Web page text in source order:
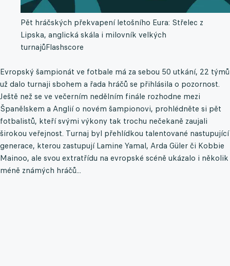
Pět hráčských překvapení letošního Eura: Střelec z
Lipska, anglická skála i milovník velkých
turnajůFlashscore
Evropský šampionát ve fotbale má za sebou 50 utkání, 22 týmů
už dalo turnaji sbohem a řada hráčů se přihlásila o pozornost.
Ještě než se ve večerním nedělním finále rozhodne mezi
Španělskem a Anglií o novém šampionovi, prohlédněte si pět
fotbalistů, kteří svými výkony tak trochu nečekaně zaujali
širokou veřejnost. Turnaj byl přehlídkou talentované nastupující
generace, kterou zastupují Lamine Yamal, Arda Güler či Kobbie
Mainoo, ale svou extratřídu na evropské scéně ukázalo i několik
méně známých hráčů...